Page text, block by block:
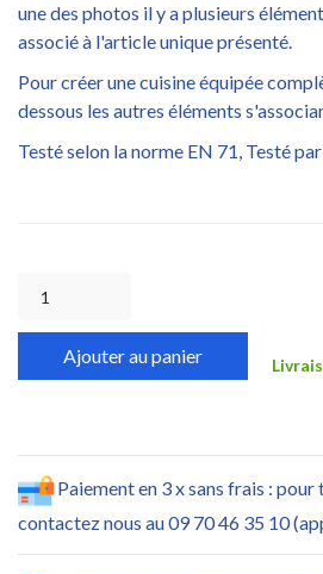
une des photos il y a plusieurs
associé à l'article unique présenté.
Pour créer une cuisine équipée
dessous les autres éléments
Testé selon la norme EN 71, Testé
Ajouter au panier
Paiement en 3 x sans frais :
contactez nous au 09 70 46 35 10